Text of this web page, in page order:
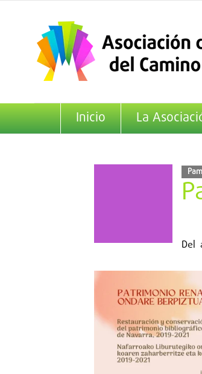
contenido
Inicio La
Del